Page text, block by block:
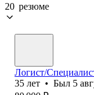
20 резюме
Логист/
35 лет • Был 5